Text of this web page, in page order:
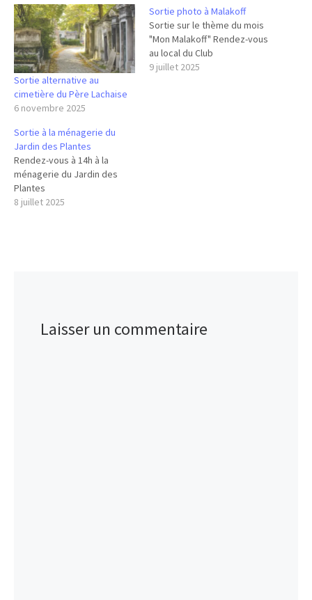
Sortie alternative au
cimetière du Père Lachaise
6 novembre 2025
Sortie photo à Malakoff
Sortie sur le thème du mois
"Mon Malakoff" Rendez-vous
au local du Club
9 juillet 2025
Sortie à la ménagerie du
Jardin des Plantes
Rendez-vous à 14h à la
ménagerie du Jardin des
Plantes
8 juillet 2025
Laisser un commentaire